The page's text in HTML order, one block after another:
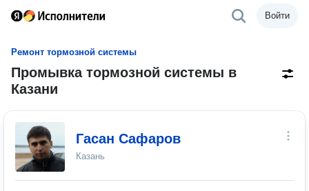
Войти
Ремонт тормозной системы
Промывка тормозной системы в
Казани
Гасан Сафаров
Казань